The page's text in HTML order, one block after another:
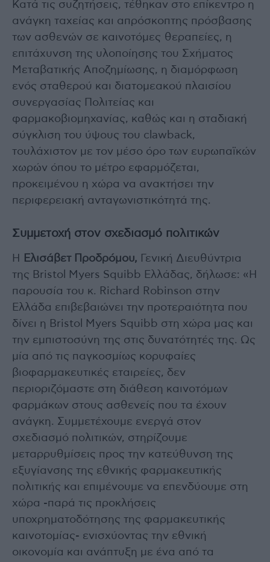
Κατά τις συζητήσεις, τέθηκαν στο επίκεντρο η
ανάγκη ταχείας και απρόσκοπτης πρόσβασης
των ασθενών σε καινοτόμες θεραπείες, η
επιτάχυνση της υλοποίησης του Σχήματος
Μεταβατικής Αποζημίωσης, η διαμόρφωση
ενός σταθερού και διατομεακού πλαισίου
συνεργασίας Πολιτείας και
φαρμακοβιομηχανίας, καθώς και η σταδιακή
σύγκλιση του ύψους του clawback,
τουλάχιστον με τον μέσο όρο των ευρωπαϊκών
χωρών όπου το μέτρο εφαρμόζεται,
προκειμένου η χώρα να ανακτήσει την
περιφερειακή ανταγωνιστικότητά της.
Συμμετοχή στον σχεδιασμό πολιτικών
Η Ελισάβετ Προδρόμου, Γενική Διευθύντρια
της Bristol Myers Squibb Ελλάδας, δήλωσε: «Η
παρουσία του κ. Richard Robinson στην
Ελλάδα επιβεβαιώνει την προτεραιότητα που
δίνει η Bristol Myers Squibb στη χώρα μας και
την εμπιστοσύνη της στις δυνατότητές της. Ως
μία από τις παγκοσμίως κορυφαίες
βιοφαρμακευτικές εταιρείες, δεν
περιοριζόμαστε στη διάθεση καινοτόμων
φαρμάκων στους ασθενείς που τα έχουν
ανάγκη. Συμμετέχουμε ενεργά στον
σχεδιασμό πολιτικών, στηρίζουμε
μεταρρυθμίσεις προς την κατεύθυνση της
εξυγίανσης της εθνικής φαρμακευτικής
πολιτικής και επιμένουμε να επενδύουμε στη
χώρα -παρά τις προκλήσεις
υποχρηματοδότησης της φαρμακευτικής
καινοτομίας- ενισχύοντας την εθνική
οικονομία και ανάπτυξη με ένα από τα